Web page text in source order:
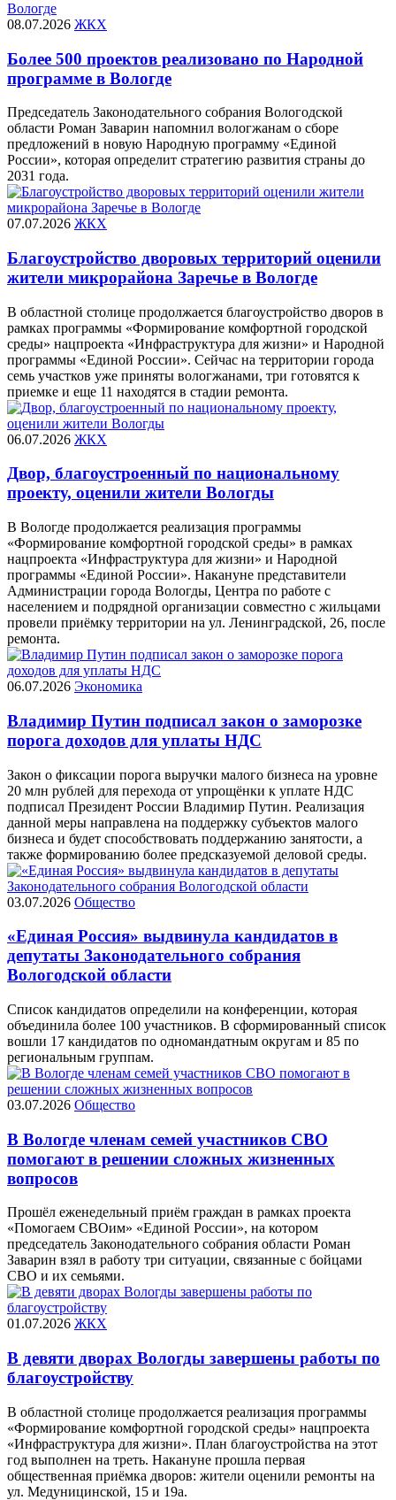
08.07.2026 ЖКХ
Более 500 проектов реализовано по Народной
программе в Вологде
Председатель Законодательного собрания Вологодской
области Роман Заварин напомнил вологжанам о сборе
предложений в новую Народную программу «Единой
России», которая определит стратегию развития страны до
2031 года.
07.07.2026 ЖКХ
Благоустройство дворовых территорий оценили
жители микрорайона Заречье в Вологде
В областной столице продолжается благоустройство дворов в
рамках программы «Формирование комфортной городской
среды» нацпроекта «Инфраструктура для жизни» и Народной
программы «Единой России». Сейчас на территории города
семь участков уже приняты вологжанами, три готовятся к
приемке и еще 11 находятся в стадии ремонта.
06.07.2026 ЖКХ
Двор, благоустроенный по национальному
проекту, оценили жители Вологды
В Вологде продолжается реализация программы
«Формирование комфортной городской среды» в рамках
нацпроекта «Инфраструктура для жизни» и Народной
программы «Единой России». Накануне представители
Администрации города Вологды, Центра по работе с
населением и подрядной организации совместно с жильцами
провели приёмку территории на ул. Ленинградской, 26, после
ремонта.
06.07.2026 Экономика
Владимир Путин подписал закон о заморозке
порога доходов для уплаты НДС
Закон о фиксации порога выручки малого бизнеса на уровне
20 млн рублей для перехода от упрощёнки к уплате НДС
подписал Президент России Владимир Путин. Реализация
данной меры направлена на поддержку субъектов малого
бизнеса и будет способствовать поддержанию занятости, а
также формированию более предсказуемой деловой среды.
03.07.2026 Общество
«Единая Россия» выдвинула кандидатов в
депутаты Законодательного собрания
Вологодской области
Список кандидатов определили на конференции, которая
объединила более 100 участников. В сформированный список
вошли 17 кандидатов по одномандатным округам и 85 по
региональным группам.
03.07.2026 Общество
В Вологде членам семей участников СВО
помогают в решении сложных жизненных
вопросов
Прошёл еженедельный приём граждан в рамках проекта
«Помогаем СВОим» «Единой России», на котором
председатель Законодательного собрания области Роман
Заварин взял в работу три ситуации, связанные с бойцами
СВО и их семьями.
01.07.2026 ЖКХ
В девяти дворах Вологды завершены работы по
благоустройству
В областной столице продолжается реализация программы
«Формирование комфортной городской среды» нацпроекта
«Инфраструктура для жизни». План благоустройства на этот
год выполнен на треть. Накануне прошла первая
общественная приёмка дворов: жители оценили ремонты на
ул. Медуницинской, 15 и 19а.